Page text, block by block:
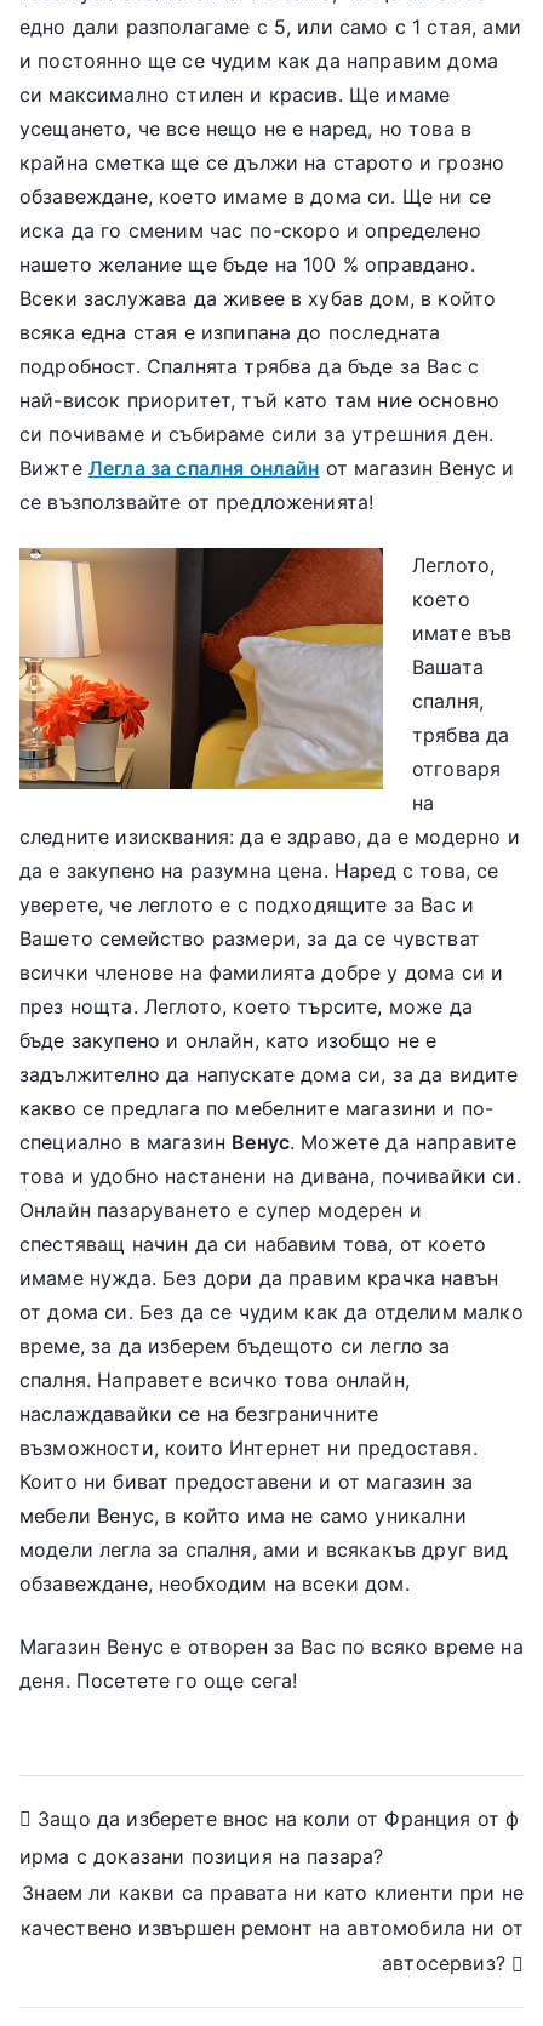
ак
ул
те
т
едно дали разполагаме с 5, или само с 1 стая, ами
и постоянно ще се чудим как да направим дома
си максимално стилен и красив. Ще имаме
усещането, че все нещо не е наред, но това в
крайна сметка ще се дължи на старото и грозно
обзавеждане, което имаме в дома си. Ще ни се
иска да го сменим час по-скоро и определено
нашето желание ще бъде на 100 % оправдано.
Всеки заслужава да живее в хубав дом, в който
всяка една стая е изпипана до последната
подробност. Спалнята трябва да бъде за Вас с
най-висок приоритет, тъй като там ние основно
си почиваме и събираме сили за утрешния ден.
Вижте Легла за спалня онлайн от магазин Венус и
се възползвайте от предложенията!
Леглото,
което
имате във
Вашата
спалня,
трябва да
отговаря
на
следните изисквания: да е здраво, да е модерно и
да е закупено на разумна цена. Наред с това, се
уверете, че леглото е с подходящите за Вас и
Вашето семейство размери, за да се чувстват
всички членове на фамилията добре у дома си и
през нощта. Леглото, което търсите, може да
бъде закупено и онлайн, като изобщо не е
задължително да напускате дома си, за да видите
какво се предлага по мебелните магазини и по-
специално в магазин Венус. Можете да направите
това и удобно настанени на дивана, почивайки си.
Онлайн пазаруването е супер модерен и
спестяващ начин да си набавим това, от което
имаме нужда. Без дори да правим крачка навън
от дома си. Без да се чудим как да отделим малко
време, за да изберем бъдещото си легло за
спалня. Направете всичко това онлайн,
наслаждавайки се на безграничните
възможности, които Интернет ни предоставя.
Които ни биват предоставени и от магазин за
мебели Венус, в който има не само уникални
модели легла за спалня, ами и всякакъв друг вид
обзавеждане, необходим на всеки дом.
Магазин Венус е отворен за Вас по всяко време на
деня. Посетете го още сега!
Post
navigation
Защо да изберете внос на коли от Франция от ф
ирма с доказани позиция на пазара?
Знаем ли какви са правата ни като клиенти при не
качествено извършен ремонт на автомобила ни от
автосервиз?